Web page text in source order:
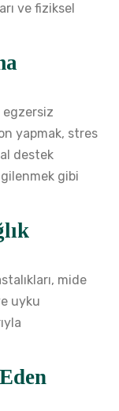
ve fiziksel
egzersiz
yapmak, stres
destek
gibi
mide
uyku